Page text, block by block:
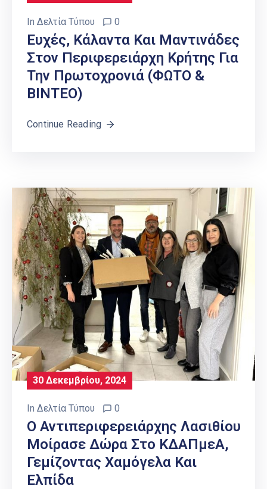
In Δελτία Τύπου 0
Ευχές, Κάλαντα Και Μαντινάδες
Στον Περιφερειάρχη Κρήτης Για
Την Πρωτοχρονιά (ΦΩΤΟ &
ΒΙΝΤΕΟ)
Continue Reading
30 Δεκεμβρίου, 2024
In Δελτία Τύπου 0
Ο Αντιπεριφερειάρχης Λασιθίου
Μοίρασε Δώρα Στο ΚΔΑΠμεΑ,
Γεμίζοντας Χαμόγελα Και
Ελπίδα